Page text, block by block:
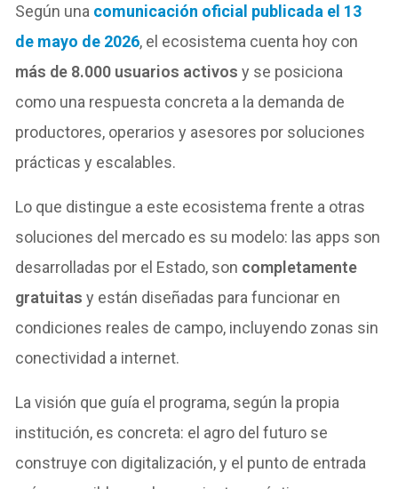
Según una comunicación oficial publicada el 13
de mayo de 2026, el ecosistema cuenta hoy con
más de 8.000 usuarios activos y se posiciona
como una respuesta concreta a la demanda de
productores, operarios y asesores por soluciones
prácticas y escalables.
Lo que distingue a este ecosistema frente a otras
soluciones del mercado es su modelo: las apps son
desarrolladas por el Estado, son completamente
gratuitas y están diseñadas para funcionar en
condiciones reales de campo, incluyendo zonas sin
conectividad a internet.
La visión que guía el programa, según la propia
institución, es concreta: el agro del futuro se
construye con digitalización, y el punto de entrada